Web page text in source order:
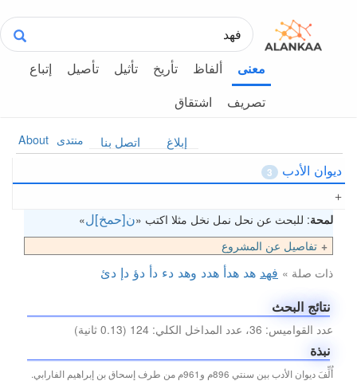
معنى ألفاظ تأريخ تأثيل تأصيل
إتباع
تصريف
اشتقاق
About منتدى اتصل بنا إبلاغ
ديوان الأدب 3
لمحة: للبحث عن نحل نمل نخل مثلا اكتب «ن[حمخ]ل»
تفاصيل عن المشروع
ذات صلة » فهد هد هدأ هدد وهد دء دأ دؤ دإ دئ
نتائج البحث
عدد القواميس: 36، عدد المداخل الكلي: 124 (0.13 ثانية)
نبذة
أُلِّفَ ديوان الأدب بين سنتي 896م و961م من طرف إسحاق بن إبراهيم الفارابي.